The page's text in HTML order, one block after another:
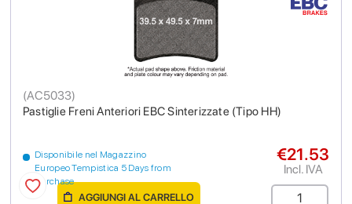
Pastiglie Freni Anteriori EBC Sinterizzate (Tipo HH)
(AC5033)
Disponibile nel Magazzino
Europeo Tempistica 5 Days from
purchase
€21.53
Incl. IVA
AGGIUNGI AL CARRELLO